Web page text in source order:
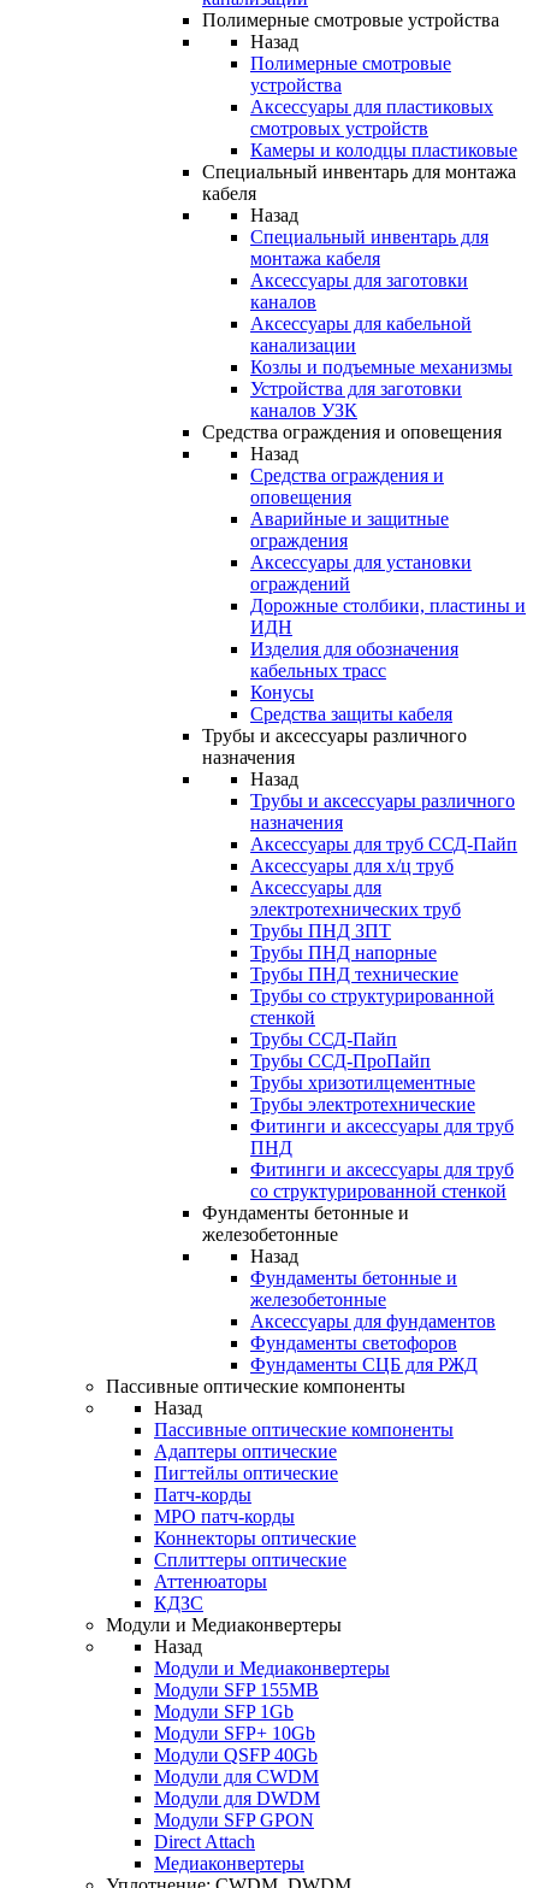
Полимерные смотровые устройства
Назад
Полимерные смотровые
устройства
Аксессуары для пластиковых
смотровых устройств
Камеры и колодцы пластиковые
Специальный инвентарь для монтажа
кабеля
Назад
Специальный инвентарь для
монтажа кабеля
Аксессуары для заготовки
каналов
Аксессуары для кабельной
канализации
Козлы и подъемные механизмы
Устройства для заготовки
каналов УЗК
Средства ограждения и оповещения
Назад
Средства ограждения и
оповещения
Аварийные и защитные
ограждения
Аксессуары для установки
ограждений
Дорожные столбики, пластины и
ИДН
Изделия для обозначения
кабельных трасс
Конусы
Средства защиты кабеля
Трубы и аксессуары различного
назначения
Назад
Трубы и аксессуары различного
назначения
Аксессуары для труб ССД-Пайп
Аксессуары для х/ц труб
Аксессуары для
электротехнических труб
Трубы ПНД ЗПТ
Трубы ПНД напорные
Трубы ПНД технические
Трубы со структурированной
стенкой
Трубы ССД-Пайп
Трубы ССД-ПроПайп
Трубы хризотилцементные
Трубы электротехнические
Фитинги и аксессуары для труб
ПНД
Фитинги и аксессуары для труб
со структурированной стенкой
Фундаменты бетонные и
железобетонные
Назад
Фундаменты бетонные и
железобетонные
Аксессуары для фундаментов
Фундаменты светофоров
Фундаменты СЦБ для РЖД
Пассивные оптические компоненты
Назад
Пассивные оптические компоненты
Адаптеры оптические
Пигтейлы оптические
Патч-корды
MPO патч-корды
Коннекторы оптические
Сплиттеры оптические
Аттенюаторы
КДЗС
Модули и Медиаконвертеры
Назад
Модули и Медиаконвертеры
Модули SFP 155MB
Модули SFP 1Gb
Модули SFP+ 10Gb
Модули QSFP 40Gb
Модули для CWDM
Модули для DWDM
Модули SFP GPON
Direct Attach
Медиаконвертеры